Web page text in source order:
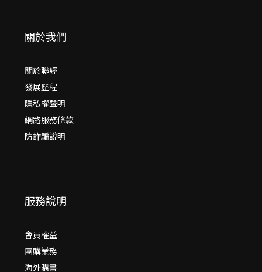
關於我們
關於聯經
發展歷程
隱私權聲明
網路服務條款
防詐騙說明
服務說明
會員權益
團購業務
海外購書